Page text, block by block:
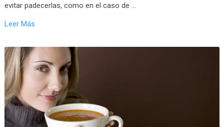
evitar padecerlas, como en el caso de …
Leer Más